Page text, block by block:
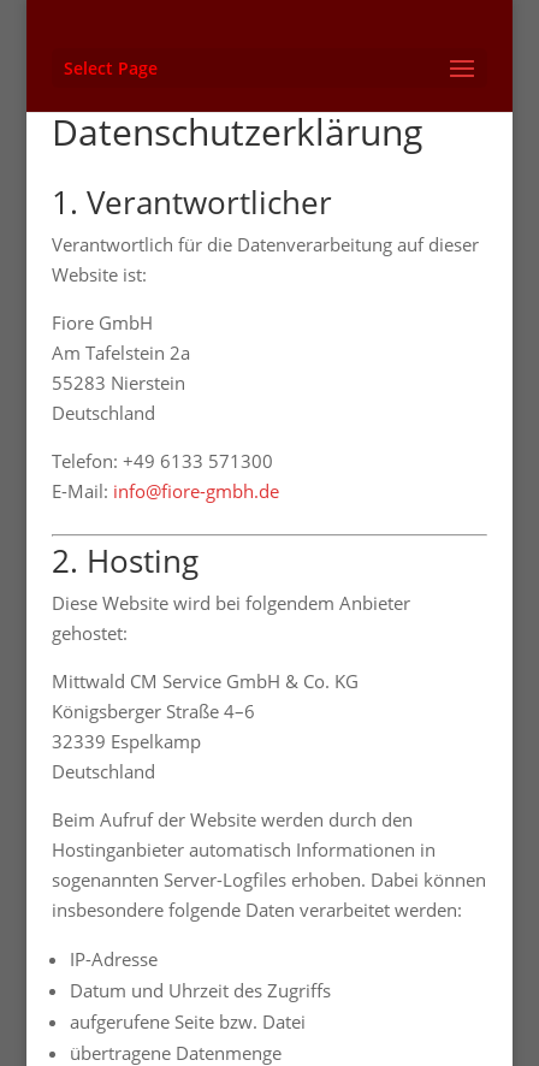
Select Page
Datenschutzerklärung
1. Verantwortlicher
Verantwortlich für die Datenverarbeitung auf dieser
Website ist:
Fiore GmbH
Am Tafelstein 2a
55283 Nierstein
Deutschland
Telefon: +49 6133 571300
E-Mail: info@fiore-gmbh.de
2. Hosting
Diese Website wird bei folgendem Anbieter
gehostet:
Mittwald CM Service GmbH & Co. KG
Königsberger Straße 4–6
32339 Espelkamp
Deutschland
Beim Aufruf der Website werden durch den
Hostinganbieter automatisch Informationen in
sogenannten Server-Logfiles erhoben. Dabei können
insbesondere folgende Daten verarbeitet werden:
IP-Adresse
Datum und Uhrzeit des Zugriffs
aufgerufene Seite bzw. Datei
übertragene Datenmenge